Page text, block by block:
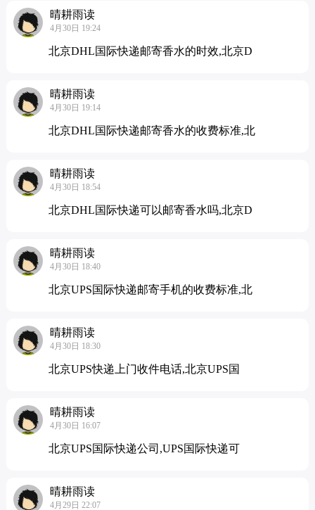
晴耕雨读
4月30日 19:24
北京DHL国际快递邮寄香水的时效,北京D
晴耕雨读
4月30日 19:14
北京DHL国际快递邮寄香水的收费标准,北
晴耕雨读
4月30日 18:54
北京DHL国际快递可以邮寄香水吗,北京D
晴耕雨读
4月30日 18:40
北京UPS国际快递邮寄手机的收费标准,北
晴耕雨读
4月30日 18:30
北京UPS快递上门收件电话,北京UPS国
晴耕雨读
4月30日 16:07
北京UPS国际快递公司,UPS国际快递可
晴耕雨读
4月29日 22:07